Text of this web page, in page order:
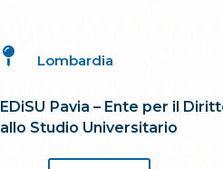
Lombardia

EDiSU Pavia – Ente per il
allo Studio Universitario